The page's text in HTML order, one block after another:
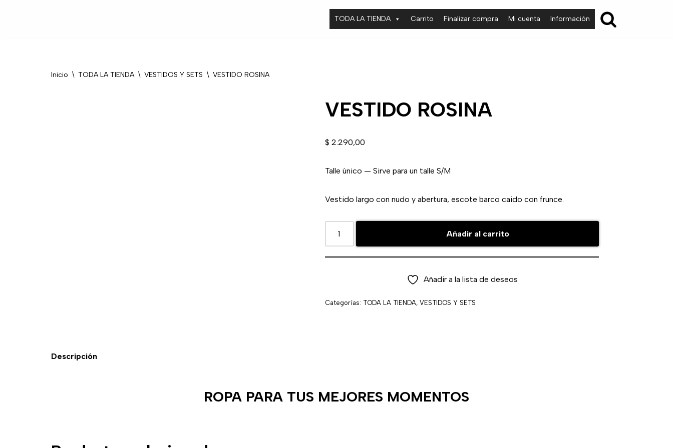
TODA LA TIENDA Carrito Finalizar compra Mi cuenta Información
Inicio \ TODA LA TIENDA \ VESTIDOS Y SETS \ VESTIDO ROSINA
VESTIDO ROSINA
$ 2.290,00
Talle único — Sirve para un talle S/M
Vestido largo con nudo y abertura, escote barco caido con frunce.
Añadir al carrito
Añadir a la lista de deseos
Categorías: TODA LA TIENDA,VESTIDOS Y SETS
Descripción
ROPA PARA TUS MEJORES MOMENTOS